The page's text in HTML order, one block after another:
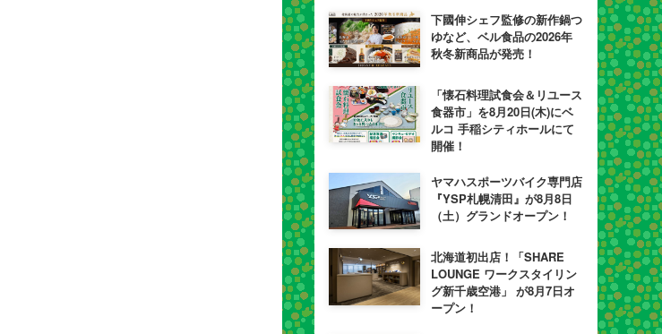
下國伸シェフ監修の新作鍋つ
ゆなど、ベル食品の2026年
秋冬新商品が発売！
「懐石料理試食会＆リユース
食器市」を8月20日(木)にベ
ルコ 手稲シティホールにて
開催！
ヤマハスポーツバイク専門店
『YSP札幌清田』が8月8日
（土）グランドオープン！
北海道初出店！「SHARE
LOUNGE ワークスタイリン
グ新千歳空港」 が8月7日オ
ープン！